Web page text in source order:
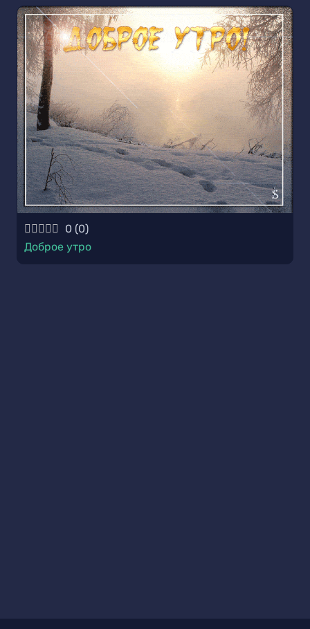
0 (0)
Доброе утро